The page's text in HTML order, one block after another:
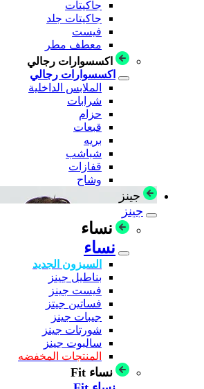
جاكيتات
جاكيتات جلد
فيست
معطف مطر
اكسسوارات رجالي
اكسسوارات رجالي
الملابس الداخلية
شرابات
حزام
قبعات
بريه
شباشب
قفازات
وشاح
جينز
جينز
نساء
نساء
السيزون الجديد
بناطيل جينز
فيست جينز
فساتين جيتز
جيبات جينز
شورتات جينز
سالبوت جينز
المنتجات المخفضه
نساء Fit